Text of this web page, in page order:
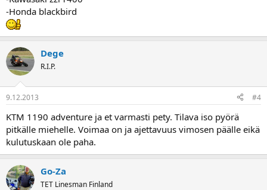
-Honda blackbird
Dege
R.I.P.
9.12.2013 #4
KTM 1190 adventure ja et varmasti pety. Tilava iso pyörä
pitkälle miehelle. Voimaa on ja ajettavuus vimosen päälle eikä
kulutuskaan ole paha.
Go-Za
TET Linesman Finland